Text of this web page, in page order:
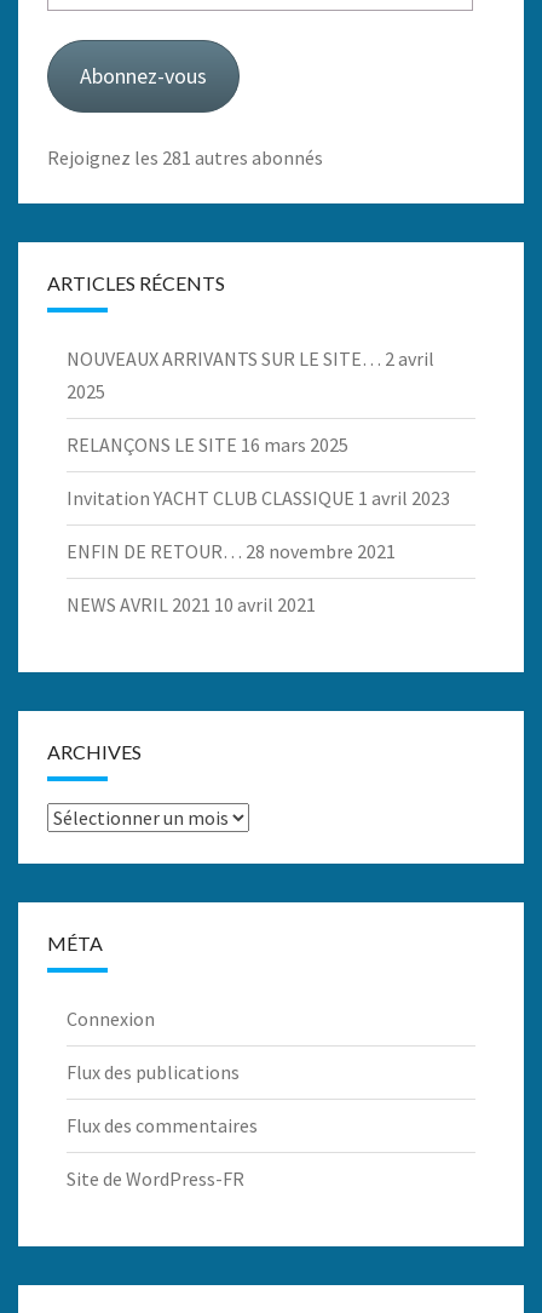
e-
mail
Abonnez-vous
Rejoignez les 281 autres abonnés
ARTICLES RÉCENTS
NOUVEAUX ARRIVANTS SUR LE SITE… 2 avril
2025
RELANÇONS LE SITE 16 mars 2025
Invitation YACHT CLUB CLASSIQUE 1 avril 2023
ENFIN DE RETOUR… 28 novembre 2021
NEWS AVRIL 2021 10 avril 2021
ARCHIVES
Archives
MÉTA
Connexion
Flux des publications
Flux des commentaires
Site de WordPress-FR